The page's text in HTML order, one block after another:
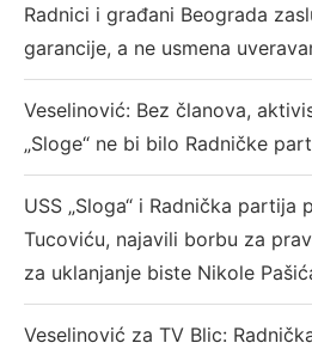
Radnici i građani Beograda
garancije, a ne usmena
Veselinović: Bez članova,
„Sloge“ ne bi bilo Radničke
USS „Sloga“ i Radnička
Tucoviću, najavili borbu za
za uklanjanje biste Nikole
Veselinović za TV Blic: